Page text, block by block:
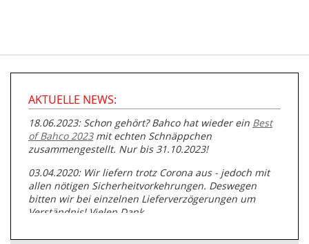
AKTUELLE NEWS:
18.06.2023: Schon gehört? Bahco hat wieder ein Best
of Bahco 2023mit echten Schnäppchen
zusammengestellt. Nur bis 31.10.2023!
03.04.2020: Wir liefern trotz Corona aus - jedoch mit
allen nötigen Sicherheitvorkehrungen. Deswegen
bitten wir bei einzelnen Lieferverzögerungen um
Verständnis! Vielen Dank.
05.07.2019: Neuester Zugang zu unserer